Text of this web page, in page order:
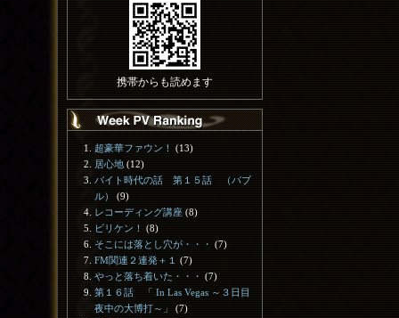
携帯からも読めます
超豪華ファウン！
(13)
居心地 (12)
バイト時代の話 第１５話 （バブ
ル）
(9)
レコーディング講座 (8)
ビリケン！
(8)
そこには落とし穴が・・・ (7)
FM関連２連発＋１
(7)
やっと落ち着いた・・・ (7)
第１６話 「 In Las Vegas ～３日目
夜中の大博打～」
(7)